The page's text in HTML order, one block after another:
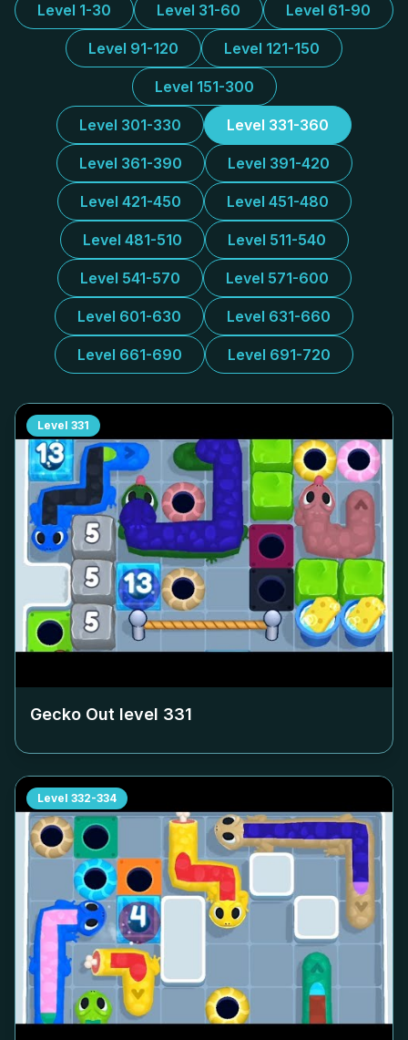
Level 1-30 Level 31-60 Level 61-90
Level 91-120 Level 121-150
Level 151-300
Level 301-330 Level 331-360
Level 361-390 Level 391-420
Level 421-450 Level 451-480
Level 481-510 Level 511-540
Level 541-570 Level 571-600
Level 601-630 Level 631-660
Level 661-690 Level 691-720
Level 331
Gecko Out level 331
Level 332-334